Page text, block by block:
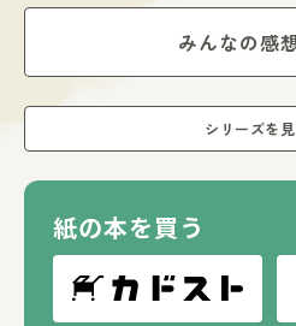
みんなの感
シリーズを見
紙の本を買う